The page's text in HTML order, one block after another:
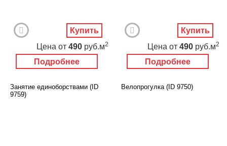
Подробнее
Цена от 490 руб.м2
Купить
Подробнее
Цена от 490 руб.м2
Купить
Занятие единоборствами (ID
9759)
Велопрогулка (ID 9750)